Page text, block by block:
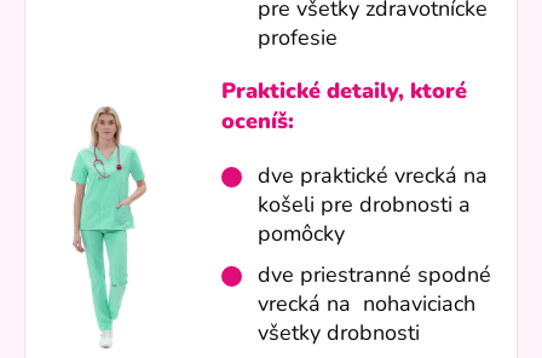
pre všetky zdravotnícke
profesie
Praktické detaily, ktoré
oceníš:
dve praktické vrecká na
košeli pre drobnosti a
pomôcky
dve priestranné spodné
vrecká na nohaviciach
všetky drobnosti